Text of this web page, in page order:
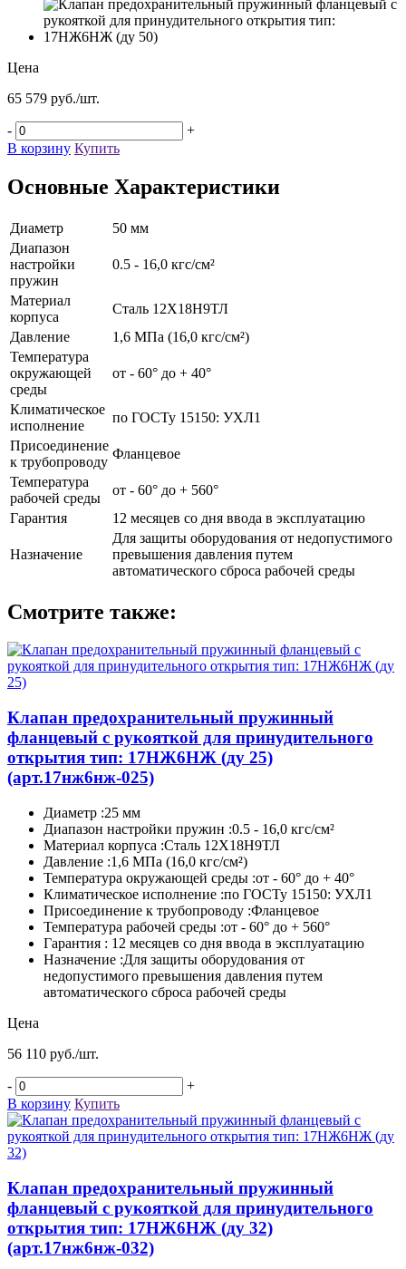
Цена
65 579 руб./шт.
-
+
В корзину Купить
Основные Характеристики
Диаметр
50 мм
Диапазон
настройки
пружин
0.5 - 16,0 кгс/см²
Материал
корпуса
Сталь 12Х18Н9ТЛ
Давление
1,6 МПа (16,0 кгс/см²)
Температура
окружающей
среды
от - 60° до + 40°
Климатическое
исполнение
по ГОСТу 15150: УХЛ1
Присоединение
к трубопроводу
Фланцевое
Температура
рабочей среды
от - 60° до + 560°
Гарантия
12 месяцев со дня ввода в эксплуатацию
Назначение
Для защиты оборудования от недопустимого
превышения давления путем
автоматического сброса рабочей среды
Смотрите также:
Клапан предохранительный пружинный
фланцевый с рукояткой для принудительного
открытия тип: 17НЖ6НЖ (ду 25)
(арт.17нж6нж-025)
Диаметр :25 мм
Диапазон настройки пружин :0.5 - 16,0 кгс/см²
Материал корпуса :Сталь 12Х18Н9ТЛ
Давление :1,6 МПа (16,0 кгс/см²)
Температура окружающей среды :от - 60° до + 40°
Климатическое исполнение :по ГОСТу 15150: УХЛ1
Присоединение к трубопроводу :Фланцевое
Температура рабочей среды :от - 60° до + 560°
Гарантия : 12 месяцев со дня ввода в эксплуатацию
Назначение :Для защиты оборудования от
недопустимого превышения давления путем
автоматического сброса рабочей среды
Цена
56 110 руб./шт.
-
+
В корзину Купить
Клапан предохранительный пружинный
фланцевый с рукояткой для принудительного
открытия тип: 17НЖ6НЖ (ду 32)
(арт.17нж6нж-032)